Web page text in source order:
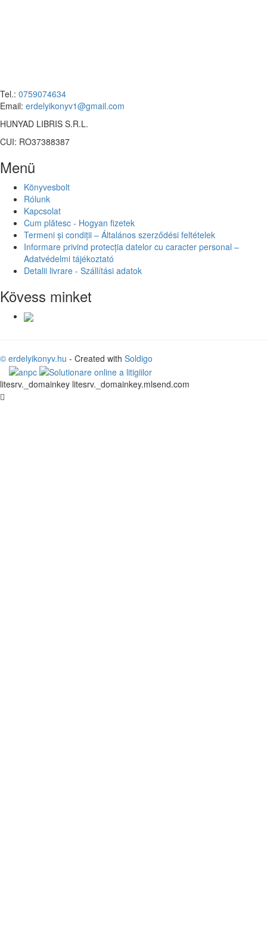
Tel.: 0759074634
Email: erdelyikonyv1@gmail.com
HUNYAD LIBRIS S.R.L.
CUI: RO37388387
Menü
Könyvesbolt
Rólunk
Kapcsolat
Cum plătesc - Hogyan fizetek
Termeni și condiții – Általános szerződési feltételek
Informare privind protecția datelor cu caracter personal –
Adatvédelmi tájékoztató
Detalii livrare - Szállítási adatok
Kövess minket
© erdelyikonyv.hu - Created with Soldigo
litesrv._domainkey litesrv._domainkey.mlsend.com